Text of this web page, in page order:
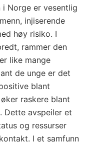
Norge er vesentlig
injiserende
høy risiko. I
rammer den
like mange
de unge er det
blant
raskere blant
Dette avspeiler et
og ressurser
I et samfunn